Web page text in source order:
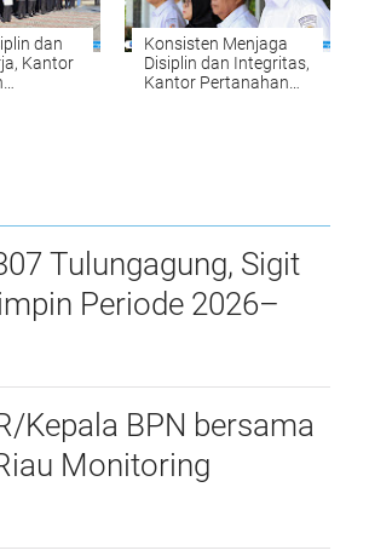
dan
Kantor
Konsisten Menjaga
Disiplin dan Integritas,
Kantor Pertanahan
Tulungagung, Sigit
Periode 2026–
Kepala BPN bersama
Monitoring
Ulayat di Kubu,